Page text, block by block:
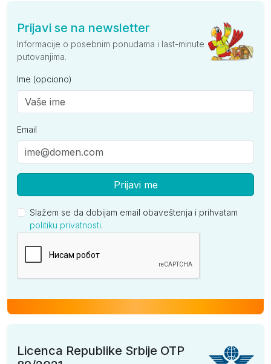
Prijavi se na newsletter
Informacije o posebnim ponudama i last-minute
putovanjima.
Ime (opciono)
Email
Prijavi me
Slažem se da dobijam email obaveštenja i prihvatam
politiku privatnosti.
Licenca Republike Srbije OTP